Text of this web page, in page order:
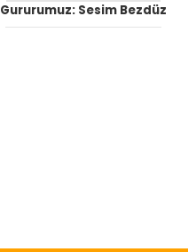
Gururumuz: Sesim Bezdüz